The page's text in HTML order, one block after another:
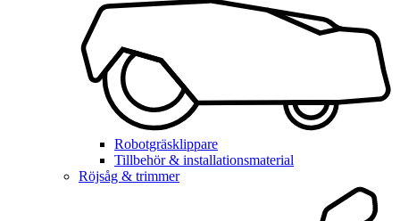
Robotgräsklippare
Tillbehör & installationsmaterial
Röjsåg & trimmer